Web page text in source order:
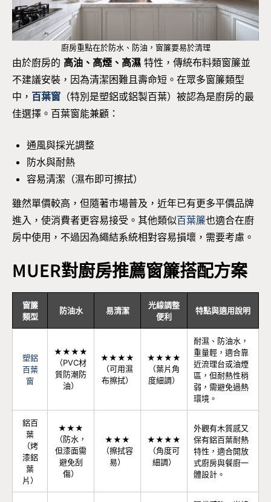
廚房重點在於防水、防油，窗簾要易於清理
由於廚房的 高油、高煙、高濕 特性，傳統布料類窗簾並
不建議安裝，因為清潔困難且壽命短。在眾多窗簾類型
中， 百葉窗 （特別是塑鋁或鋁製百葉）被認為是廚房的最
佳選擇。百葉窗能兼顧：
通風與採光調整
防水與耐熱
容易清潔（濕布即可擦拭）
雖然單價較高，但隨著市場普及，近年已有更多平價品牌
進入，使消費者更容易接受。其他類似百葉簾也適合在廚
房中使用，不過因為繩結系統相對容易損壞，需要考慮。
MUER對廚房推薦窗簾搭配方案
窗簾
類型
防油水 易清潔
光線調整
便利
特點與適用說明
塑鋁
百葉
窗
★★★★
（PVC材
質防潮防
油）
★★★★
（可用濕
布擦拭）
★★★★
（葉片角
度細調）
耐濕、防油水，
重量輕，適合靠
近流理台或油煙
區，但耐熱性稍
弱，需避免過熱
環境。
鋁百
葉
（烤
漆鋁
葉
片）
★★★
（防水，
但漆面需
避免刮
傷）
★★★
（擦拭容
易）
★★★★
（角度可
細調）
外觀有木質感又
保有鋁百葉耐熱
特性，適合開放
式廚房與餐廚一
體設計。